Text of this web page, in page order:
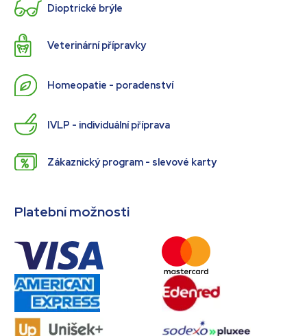
Dioptrické brýle
Veterinární přípravky
Homeopatie - poradenství
IVLP - individuální příprava
Zákaznický program - slevové karty
Platební možnosti